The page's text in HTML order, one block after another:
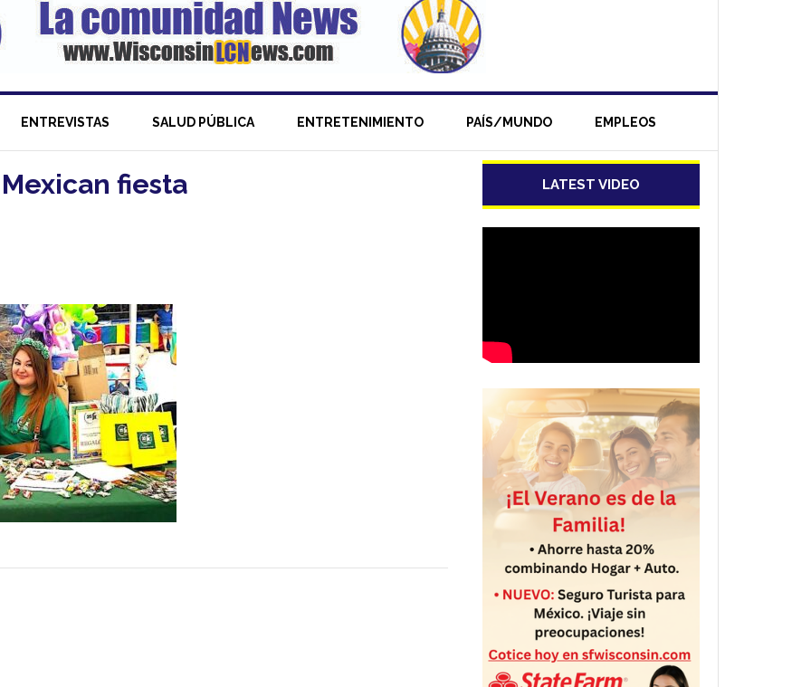
ENTREVISTAS SALUD PÚBLICA ENTRETENIMIENTO PAÍS/MUNDO EMPLEOS
fiesta LATEST VIDEO